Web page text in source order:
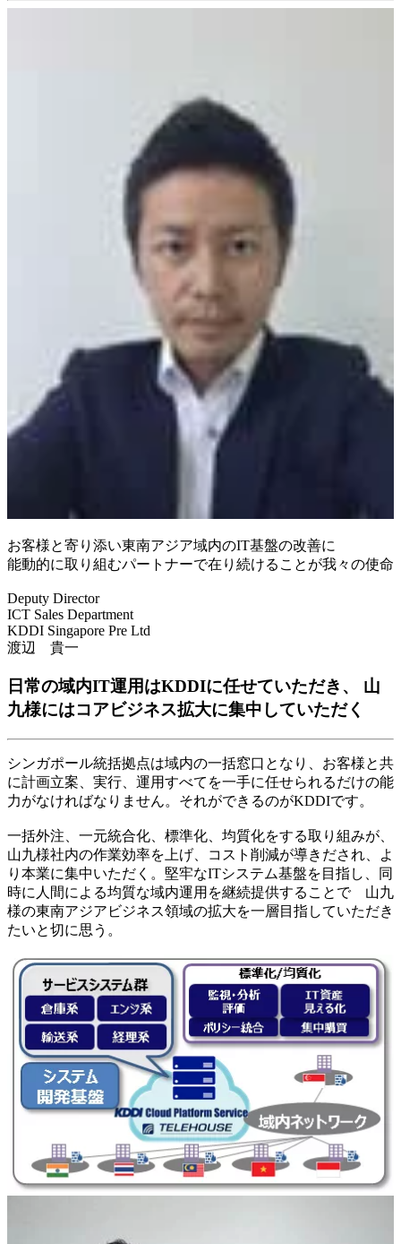
お客様と寄り添い東南アジア域内のIT基盤の改善に
能動的に取り組むパートナーで在り続けることが我々の使命
Deputy Director
ICT Sales Department
KDDI Singapore Pre Ltd
渡辺 貴一
日常の域内IT運用はKDDIに任せていただき、 山
九様にはコアビジネス拡大に集中していただく
シンガポール統括拠点は域内の一括窓口となり、お客様と共
に計画立案、実行、運用すべてを一手に任せられるだけの能
力がなければなりません。それができるのがKDDIです。
一括外注、一元統合化、標準化、均質化をする取り組みが、
山九様社内の作業効率を上げ、コスト削減が導きだされ、よ
り本業に集中いただく。堅牢なITシステム基盤を目指し、同
時に人間による均質な域内運用を継続提供することで 山九
様の東南アジアビジネス領域の拡大を一層目指していただき
たいと切に思う。